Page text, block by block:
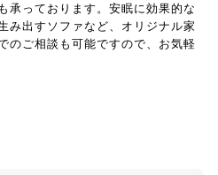
承っております。安眠に効果的な
み出すソファなど、オリジナル家
のご相談も可能ですので、お気軽